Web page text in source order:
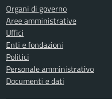
Organi di governo
Aree amministrative
Uffici
Enti e fondazioni
Politici
Personale amministrativo
Documenti e dati